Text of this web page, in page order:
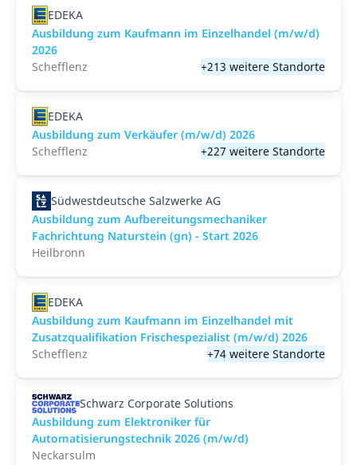
EDEKA
Ausbildung zum Kaufmann im Einzelhandel (m/w/d)
2026
Schefflenz
+213 weitere Standorte
EDEKA
Ausbildung zum Verkäufer (m/w/d) 2026
Schefflenz
+227 weitere Standorte
Südwestdeutsche Salzwerke AG
Ausbildung zum Aufbereitungsmechaniker
Fachrichtung Naturstein (gn) - Start 2026
Heilbronn
EDEKA
Ausbildung zum Kaufmann im Einzelhandel mit
Zusatzqualifikation Frischespezialist (m/w/d) 2026
Schefflenz
+74 weitere Standorte
Schwarz Corporate Solutions
Ausbildung zum Elektroniker für
Automatisierungstechnik 2026 (m/w/d)
Neckarsulm